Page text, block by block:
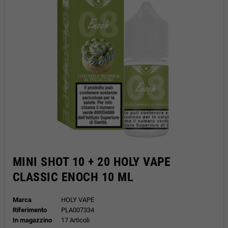
MINI SHOT 10 + 20 HOLY VAPE
CLASSIC ENOCH 10 ML
Marca
HOLY VAPE
Riferimento
PLA007334
In magazzino
17 Articoli